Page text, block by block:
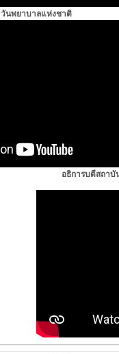
วันพยาบาลแห่งชาติ
อธิการบดีสถาบั